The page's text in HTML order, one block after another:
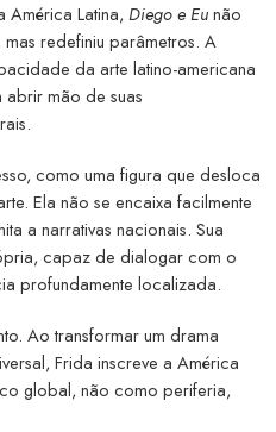
Latina, Diego e Eunão
redefiniu parâmetros. A
da arte latino-americana
mão de suas
como uma figura que desloca
Ela não se encaixa facilmente
a narrativas nacionais. Sua
capaz de dialogar com o
profundamente localizada.
Ao transformar um drama
Frida inscreve a América
global, não como periferia,